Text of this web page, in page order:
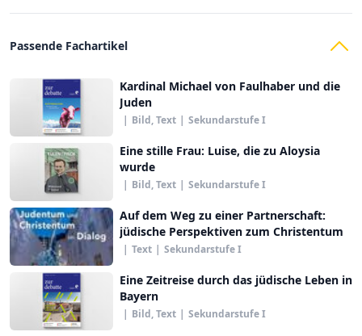
Passende Fachartikel
Kardinal Michael von Faulhaber und die
Juden
| Bild, Text | Sekundarstufe I
Eine stille Frau: Luise, die zu Aloysia
wurde
| Bild, Text | Sekundarstufe I
Auf dem Weg zu einer Partnerschaft:
jüdische Perspektiven zum Christentum
| Text | Sekundarstufe I
Eine Zeitreise durch das jüdische Leben in
Bayern
| Bild, Text | Sekundarstufe I